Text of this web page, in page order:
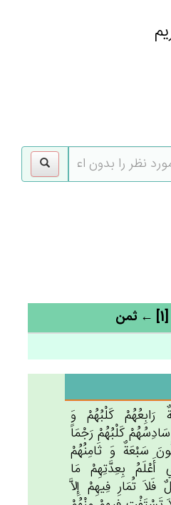
رَابِعُهُم‌ْ كَلْبُهُم‌ْ وَ
كَلْبُهُم‌ْ رَجْمَاً
سَبْعَة‌ٌ وَ ثَامِنُهُم‌ْ
أَعْلَم‌ُ بِعِدَّتِهِمْ‌ مَا
فَلاَ تُمَارِ فِيهِم‌ْ إِلاَّ